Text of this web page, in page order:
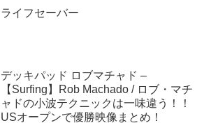
ライフセーバー
デッキパッド ロブマチャド –
【Surfing】Rob Machado / ロブ・マチ
ャドの小波テクニックは一味違う！！
USオープンで優勝映像まとめ！